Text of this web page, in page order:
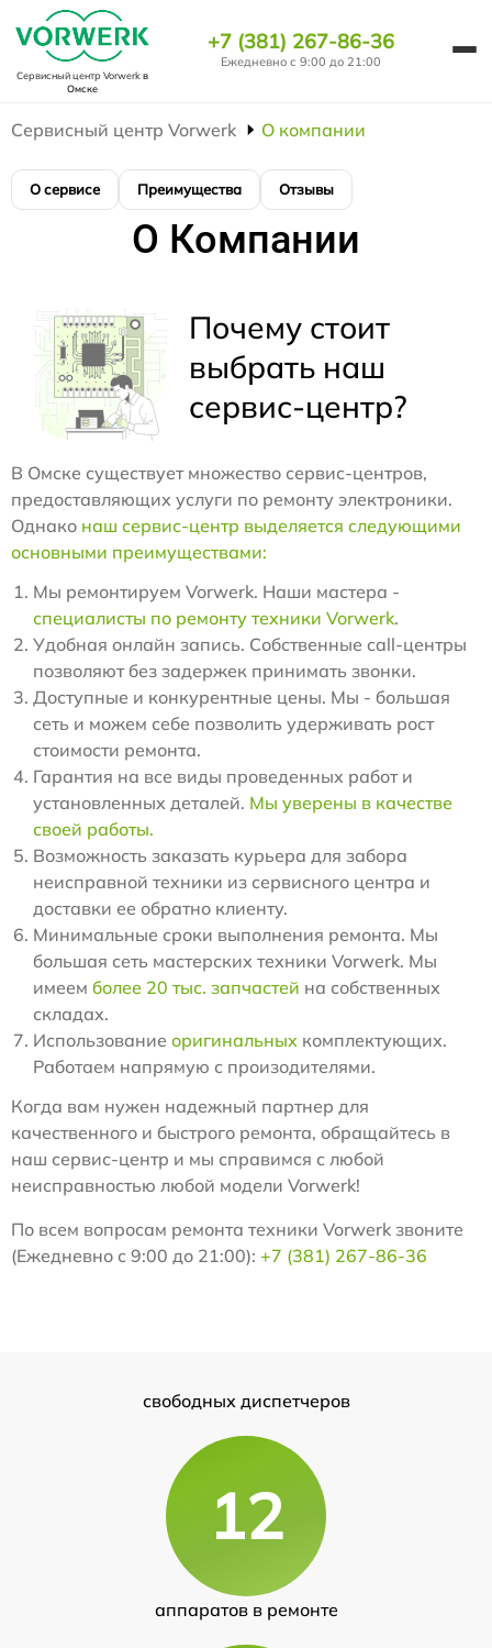
Сервисный центр Vorwerkв
Омске
+7 (381) 267-86-36
Ежедневно с 9:00 до 21:00
Сервисный центр Vorwerk О компании
О сервисе Преимущества Отзывы
О Компании
Почему стоит
выбрать наш
сервис-центр?
В Омске существует множество сервис-центров,
предоставляющих услуги по ремонту электроники.
Однако наш сервис-центр выделяется следующими
основными преимуществами:
Мы ремонтируем Vorwerk. Наши мастера -
специалисты по ремонту техники Vorwerk.
Удобная онлайн запись. Собственные call-центры
позволяют без задержек принимать звонки.
Доступные и конкурентные цены. Мы - большая
сеть и можем себе позволить удерживать рост
стоимости ремонта.
Гарантия на все виды проведенных работ и
установленных деталей. Мы уверены в качестве
своей работы.
Возможность заказать курьера для забора
неисправной техники из сервисного центра и
доставки ее обратно клиенту.
Минимальные сроки выполнения ремонта. Мы
большая сеть мастерских техники Vorwerk. Мы
имеем более 20 тыс. запчастей на собственных
складах.
Использование оригинальных комплектующих.
Работаем напрямую с произодителями.
Когда вам нужен надежный партнер для
качественного и быстрого ремонта, обращайтесь в
наш сервис-центр и мы справимся с любой
неисправностью любой модели Vorwerk!
По всем вопросам ремонта техники Vorwerk звоните
(Ежедневно с 9:00 до 21:00): +7 (381) 267-86-36
свободных диспетчеров
12
аппаратов в ремонте